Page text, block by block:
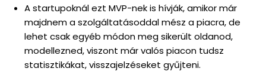
A startupoknál ezt MVP-nek is hívják, amikor már
majdnem a szolgáltatásoddal mész a piacra, de
lehet csak egyéb módon meg sikerült oldanod,
modellezned, viszont már valós piacon tudsz
statisztikákat, visszajelzéseket gyűjteni.